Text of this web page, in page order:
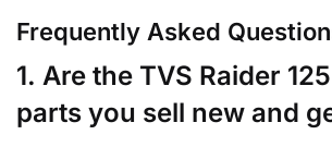
Frequently Asked
1. Are the TVS Raider
parts you sell new and